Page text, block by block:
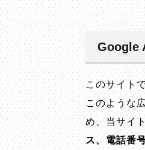
Google
このサイト
このような
め、当サイ
ス、電話番